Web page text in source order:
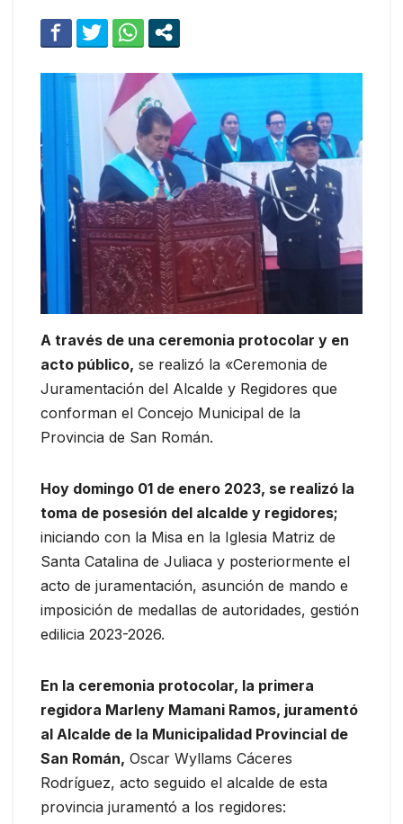
A través de una ceremonia protocolar y en
acto público, se realizó la «Ceremonia de
Juramentación del Alcalde y Regidores que
conforman el Concejo Municipal de la
Provincia de San Román.
Hoy domingo 01 de enero 2023, se realizó la
toma de posesión del alcalde y regidores;
iniciando con la Misa en la Iglesia Matriz de
Santa Catalina de Juliaca y posteriormente el
acto de juramentación, asunción de mando e
imposición de medallas de autoridades, gestión
edilicia 2023-2026.
En la ceremonia protocolar, la primera
regidora Marleny Mamani Ramos, juramentó
al Alcalde de la Municipalidad Provincial de
San Román, Oscar Wyllams Cáceres
Rodríguez, acto seguido el alcalde de esta
provincia juramentó a los regidores: